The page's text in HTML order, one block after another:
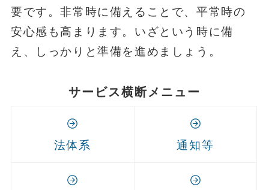
要です。非常時に備えることで、平常時の
安心感も高まります。いざという時に備
え、しっかりと準備を進めましょう。
サービス横断メニュー
法体系 通知等